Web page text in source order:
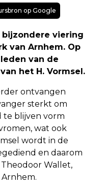
op Google
bijzondere viering
van Arnhem. Op
van de
het H. Vormsel.
ontvangen
sterkt om
te blijven vorm
wat ook
wordt in de
en daarom
Wallet,